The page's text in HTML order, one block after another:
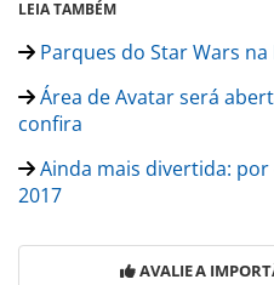
LEIA TAMBÉM
Parques do Star Wars
Área de Avatar será
confira
Ainda mais divertida:
2017
AVALIE A